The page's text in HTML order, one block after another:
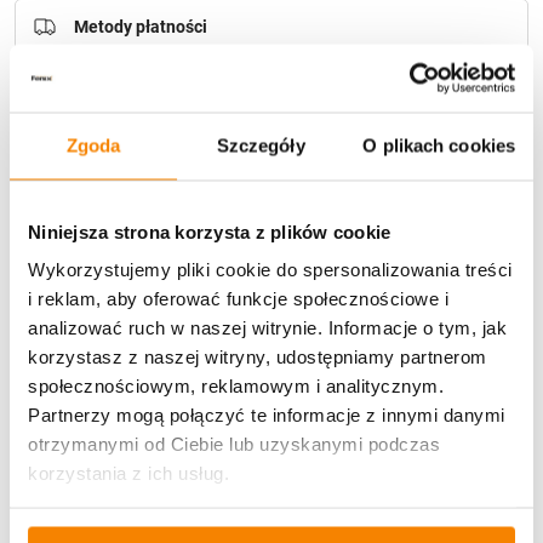
Zgoda Szczegóły O plikach cookies
Niniejsza strona korzysta z plików cookie
Wykorzystujemy pliki cookie do spersonalizowania treści
i reklam, aby oferować funkcje społecznościowe i
analizować ruch w naszej witrynie. Informacje o tym, jak
korzystasz z naszej witryny, udostępniamy partnerom
społecznościowym, reklamowym i analitycznym.
Partnerzy mogą połączyć te informacje z innymi danymi
otrzymanymi od Ciebie lub uzyskanymi podczas
korzystania z ich usług.
Potrzebujesz większą ilość? Zapraszamy do naszej
hurtowniiPrzejdź do hurtowni B2B
Metody płatności
Opis produktu
Specyfikacja
Opinie klientów